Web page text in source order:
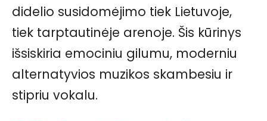
didelio susidomėjimo tiek Lietuvoje,
tiek tarptautinėje arenoje. Šis kūrinys
išsiskiria emociniu gilumu, moderniu
alternatyvios muzikos skambesiu ir
stipriu vokalu.